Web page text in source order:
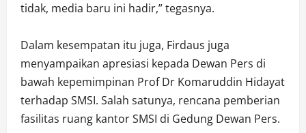
tidak, media baru ini hadir,” tegasnya.
Dalam kesempatan itu juga, Firdaus juga
menyampaikan apresiasi kepada Dewan Pers di
bawah kepemimpinan Prof Dr Komaruddin Hidayat
terhadap SMSI. Salah satunya, rencana pemberian
fasilitas ruang kantor SMSI di Gedung Dewan Pers.